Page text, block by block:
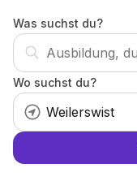
Was suchst du?
Wo suchst du?